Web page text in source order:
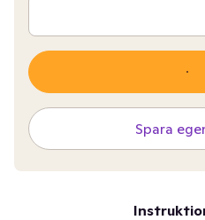
Spara